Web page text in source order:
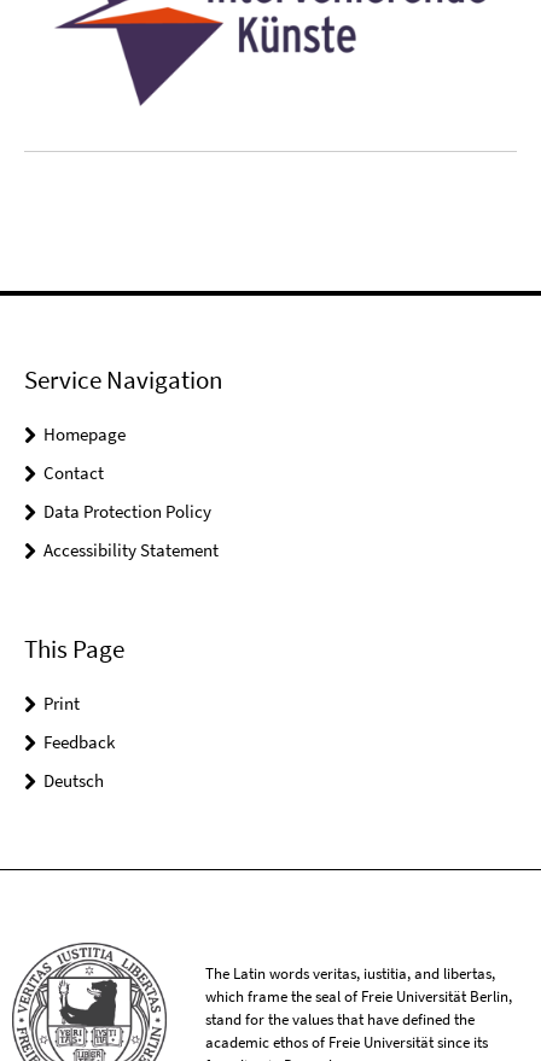
Service Navigation
Homepage
Contact
Data Protection Policy
Accessibility Statement
This Page
Print
Feedback
Deutsch
The Latin words veritas, iustitia, and libertas,
which frame the seal of Freie Universität Berlin,
stand for the values that have defined the
academic ethos of Freie Universität since its